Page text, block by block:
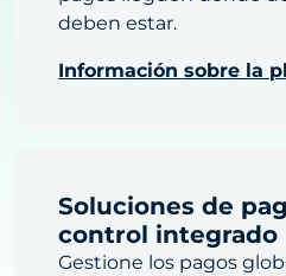
deben estar.
Información sobre la
Soluciones de
control integrado
Gestione los pagos